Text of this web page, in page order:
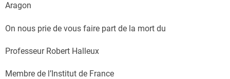
Aragon
On nous prie de vous faire part de la mort du
Professeur Robert Halleux
Membre de l’Institut de France